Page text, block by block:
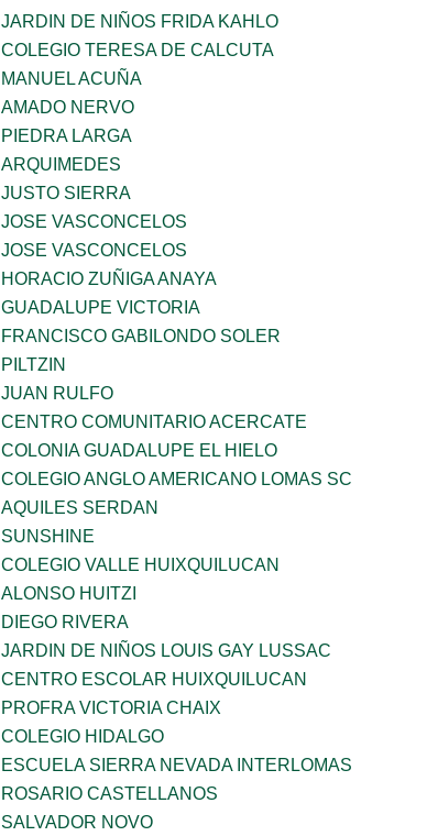
JARDIN DE NIÑOS FRIDA KAHLO
COLEGIO TERESA DE CALCUTA
MANUEL ACUÑA
AMADO NERVO
PIEDRA LARGA
ARQUIMEDES
JUSTO SIERRA
JOSE VASCONCELOS
JOSE VASCONCELOS
HORACIO ZUÑIGA ANAYA
GUADALUPE VICTORIA
FRANCISCO GABILONDO SOLER
PILTZIN
JUAN RULFO
CENTRO COMUNITARIO ACERCATE
COLONIA GUADALUPE EL HIELO
COLEGIO ANGLO AMERICANO LOMAS SC
AQUILES SERDAN
SUNSHINE
COLEGIO VALLE HUIXQUILUCAN
ALONSO HUITZI
DIEGO RIVERA
JARDIN DE NIÑOS LOUIS GAY LUSSAC
CENTRO ESCOLAR HUIXQUILUCAN
PROFRA VICTORIA CHAIX
COLEGIO HIDALGO
ESCUELA SIERRA NEVADA INTERLOMAS
ROSARIO CASTELLANOS
SALVADOR NOVO